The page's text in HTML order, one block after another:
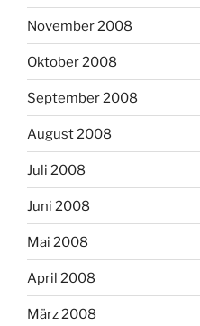
November 2008
Oktober 2008
September 2008
August 2008
Juli 2008
Juni 2008
Mai 2008
April 2008
März 2008